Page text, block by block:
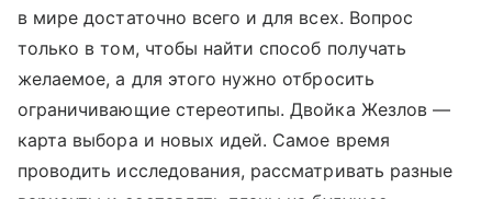
в мире достаточно всего и для всех. Вопрос
только в том, чтобы найти способ получать
желаемое, а для этого нужно отбросить
ограничивающие стереотипы. Двойка Жезлов —
карта выбора и новых идей. Самое время
проводить исследования, рассматривать разные